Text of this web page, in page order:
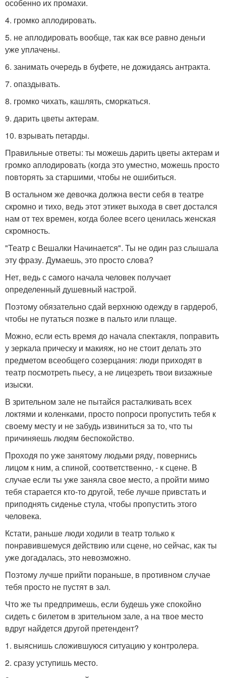
особенно их промахи.
4. громко аплодировать.
5. не аплодировать вообще, так как все равно деньги
уже уплачены.
6. занимать очередь в буфете, не дожидаясь антракта.
7. опаздывать.
8. громко чихать, кашлять, сморкаться.
9. дарить цветы актерам.
10. взрывать петарды.
Правильные ответы: ты можешь дарить цветы актерам и
громко аплодировать (когда это уместно, можешь просто
повторять за старшими, чтобы не ошибиться.
В остальном же девочка должна вести себя в театре
скромно и тихо, ведь этот этикет выхода в свет достался
нам от тех времен, когда более всего ценилась женская
скромность.
"Театр с Вешалки Начинается". Ты не один раз слышала
эту фразу. Думаешь, это просто слова?
Нет, ведь с самого начала человек получает
определенный душевный настрой.
Поэтому обязательно сдай верхнюю одежду в гардероб,
чтобы не путаться позже в пальто или плаще.
Можно, если есть время до начала спектакля, поправить
у зеркала прическу и макияж, но не стоит делать это
предметом всеобщего созерцания: люди приходят в
театр посмотреть пьесу, а не лицезреть твои визажные
изыски.
В зрительном зале не пытайся расталкивать всех
локтями и коленками, просто попроси пропустить тебя к
своему месту и не забудь извиниться за то, что ты
причиняешь людям беспокойство.
Проходя по уже занятому людьми ряду, повернись
лицом к ним, а спиной, соответственно, - к сцене. В
случае если ты уже заняла свое место, а пройти мимо
тебя старается кто-то другой, тебе лучше привстать и
приподнять сиденье стула, чтобы пропустить этого
человека.
Кстати, раньше люди ходили в театр только к
понравившемуся действию или сцене, но сейчас, как ты
уже догадалась, это невозможно.
Поэтому лучше прийти пораньше, в противном случае
тебя просто не пустят в зал.
Что же ты предпримешь, если будешь уже спокойно
сидеть с билетом в зрительном зале, а на твое место
вдруг найдется другой претендент?
1. выяснишь сложившуюся ситуацию у контролера.
2. сразу уступишь место.